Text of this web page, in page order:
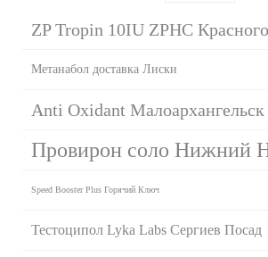
ZP Tropin 10IU ZPHC
Метанабол доставка Лиски
Anti Oxidant Малоархангельск
Провирон соло Нижний
Speed Booster Plus Горячий Ключ
Тестоципол Lyka Labs Сергиев Посад